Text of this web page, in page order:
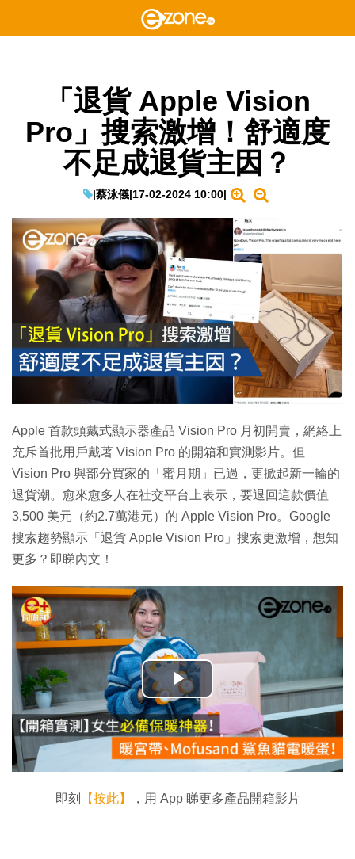
「退貨 Apple Vision
Pro」搜索激增！舒適度
不足成退貨主因？
|蔡泳儀|17-02-2024 10:00|
Apple 首款頭戴式顯示器產品 Vision Pro 月初開賣，網絡上
充斥首批用戶戴著 Vision Pro 的開箱和實測影片。但
Vision Pro 與部分買家的「蜜月期」已過，更掀起新一輪的
退貨潮。愈來愈多人在社交平台上表示，要退回這款價值
3,500 美元（約2.7萬港元）的 Apple Vision Pro。Google
搜索趨勢顯示「退貨 Apple Vision Pro」搜索更激增，想知
更多？即睇內文！
播
放
影
片
即刻 【按此】 ，用 App 睇更多產品開箱影片